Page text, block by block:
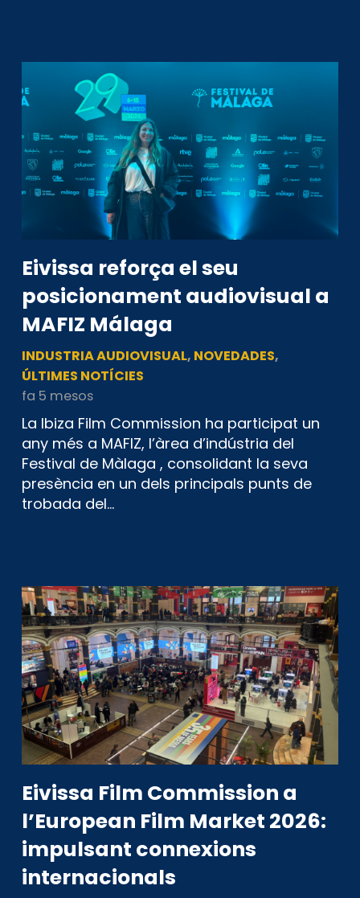
Eivissa reforça el seu
posicionament audiovisual a
MAFIZ Málaga
INDUSTRIA AUDIOVISUAL, NOVEDADES,
ÚLTIMES NOTÍCIES
fa 5 mesos
La Ibiza Film Commission ha participat un
any més a MAFIZ, l’àrea d’indústria del
Festival de Màlaga , consolidant la seva
presència en un dels principals punts de
trobada del…
Eivissa Film Commission a
l’European Film Market 2026:
impulsant connexions
internacionals